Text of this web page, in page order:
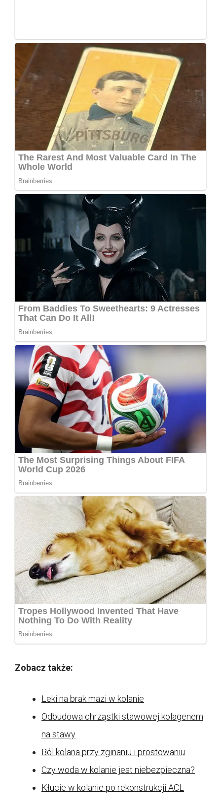
Zobacz także:
Leki na brak mazi w kolanie
Odbudowa chrząstki stawowej kolagenem
na stawy
Ból kolana przy zginaniu i prostowaniu
Czy woda w kolanie jest niebezpieczna?
Kłucie w kolanie po rekonstrukcji ACL